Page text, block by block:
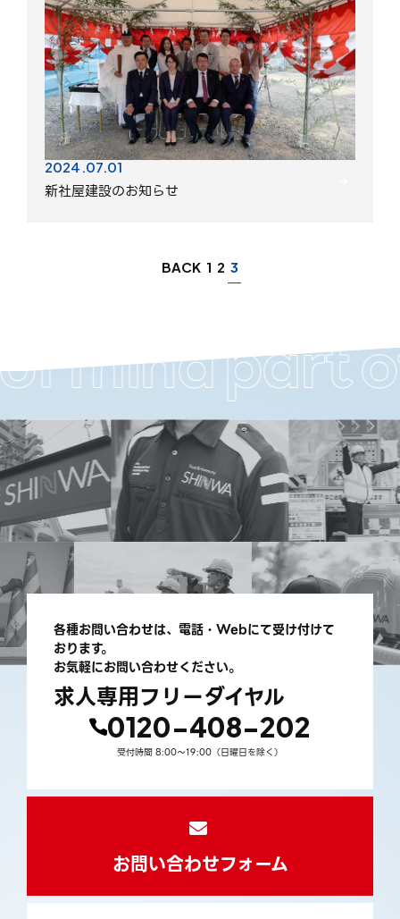
2024.07.01
新社屋建設のお知らせ
BACK 1 2 3
mindpartof
各種お問い合わせは、電話・Webにて受け付けて
おります。
お気軽にお問い合わせください。
求人専用フリーダイヤル
0120-408-202
受付時間 8:00〜19:00（日曜日を除く）
お問い合わせフォーム